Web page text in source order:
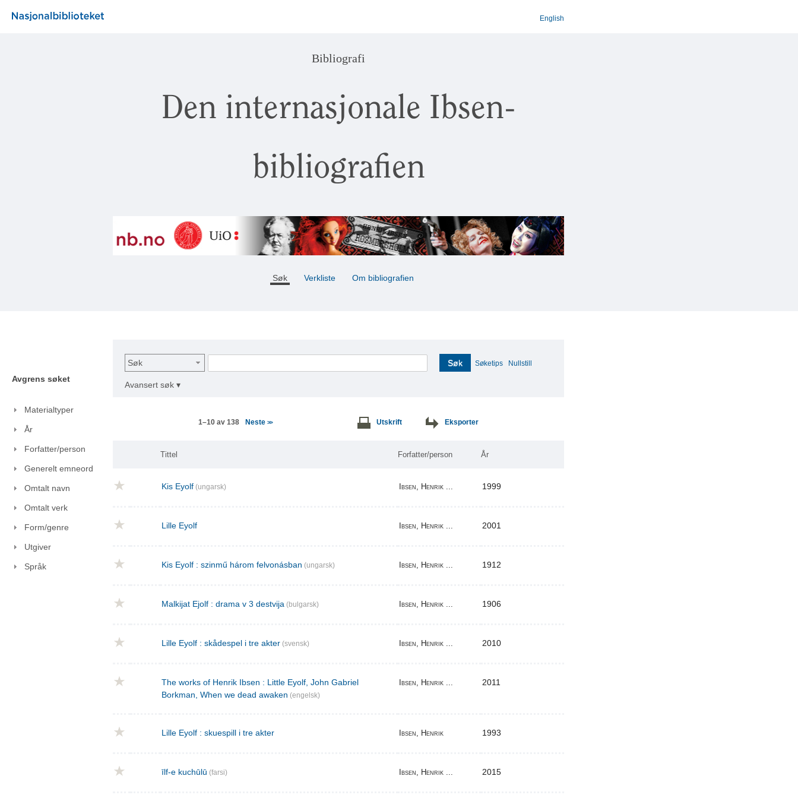
English
Bibliografi
Den internasjonale Ibsen-
bibliografien
Søk Verkliste Om bibliografien
Avgrens søket
Materialtyper
År
Forfatter/person
Generelt emneord
Omtalt navn
Omtalt verk
Form/genre
Utgiver
Språk
Søk Søk Søketips Nullstill
Avansert søk ▾
1–10 av 138 Neste >> Utskrift Eksporter
Tittel Forfatter/person År
Kis Eyolf (ungarsk) Ibsen, Henrik ... 1999
Lille Eyolf Ibsen, Henrik ... 2001
Kis Eyolf : szinmű három felvonásban (ungarsk) Ibsen, Henrik ... 1912
Malkijat Ejolf : drama v 3 destvija (bulgarsk) Ibsen, Henrik ... 1906
Lille Eyolf : skådespel i tre akter (svensk) Ibsen, Henrik ... 2010
The works of Henrik Ibsen : Little Eyolf, John Gabriel
Borkman, When we dead awaken (engelsk)
Ibsen, Henrik ... 2011
Lille Eyolf : skuespill i tre akter Ibsen, Henrik 1993
īlf-e kuchūlū (farsi) Ibsen, Henrik ... 2015